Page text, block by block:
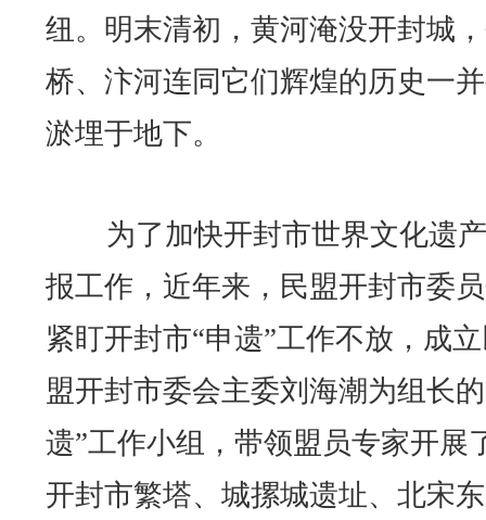
纽。明末清初，黄河淹没开封城
桥、汴河连同它们辉煌的历史一
淤埋于地下。
为了加快开封市世界文化遗
报工作，近年来，民盟开封市委
紧盯开封市“申遗”工作不放，成
盟开封市委会主委刘海潮为组长
遗”工作小组，带领盟员专家开展
开封市繁塔、城摞城遗址、北宋